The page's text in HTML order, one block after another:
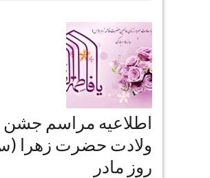
اطلاعیه مراسم جشن
ولادت حضرت زهرا
روز مادر